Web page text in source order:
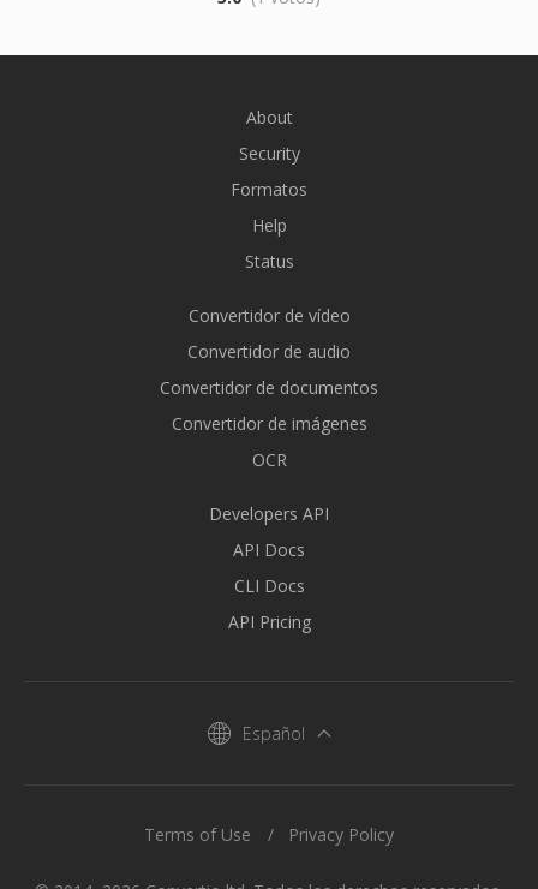
About
Security
Formatos
Help
Status
Convertidor de vídeo
Convertidor de audio
Convertidor de documentos
Convertidor de imágenes
OCR
Developers API
API Docs
CLI Docs
API Pricing
Español
Terms of Use Privacy Policy